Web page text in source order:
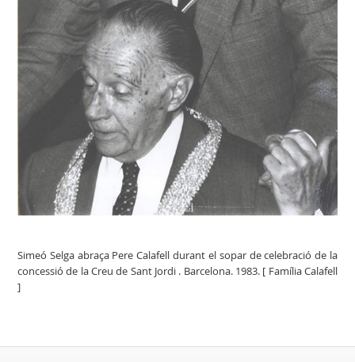
Simeó Selga abraça Pere Calafell durant el sopar de celebració de la
concessió de la Creu de Sant Jordi . Barcelona. 1983. [ Família Calafell
]